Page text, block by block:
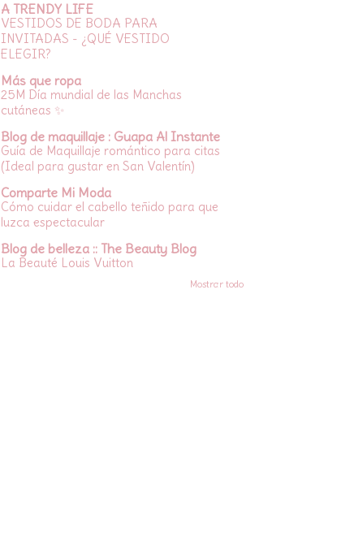
A TRENDY LIFE
VESTIDOS DE BODA PARA
INVITADAS - ¿QUÉ VESTIDO
ELEGIR?
Más que ropa
25M Día mundial de las Manchas
cutáneas ✨
Blog de maquillaje : Guapa Al Instante
Guía de Maquillaje romántico para citas
(Ideal para gustar en San Valentín)
Comparte Mi Moda
Cómo cuidar el cabello teñido para que
luzca espectacular
Blog de belleza :: The Beauty Blog
La Beauté Louis Vuitton
Mostrar todo